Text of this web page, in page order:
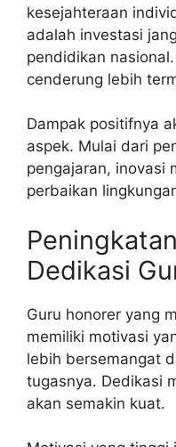
kesejahteraan
adalah investasi
pendidikan
cenderung lebih
Dampak positifnya
aspek. Mulai dari
pengajaran, inovasi
perbaikan
Dedikasi
Guru honorer yang
memiliki motivasi
lebih bersemangat
tugasnya. Dedikasi
akan semakin kuat.